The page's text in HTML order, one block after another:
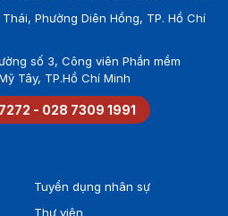
Phường Diên Hồng, TP. Hồ Chí
số 3, Công viên Phần mềm
Tây, TP.Hồ Chí Minh
- 028 7309 1991
Tuyển dụng nhân sự
Thư viện